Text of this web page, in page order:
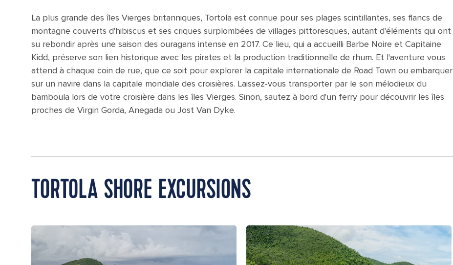
La plus grande des îles Vierges britanniques, Tortola est connue pour ses plages scintillantes, ses flancs de
montagne couverts d'hibiscus et ses criques surplombées de villages pittoresques, autant d'éléments qui ont
su rebondir après une saison des ouragans intense en 2017. Ce lieu, qui a accueilli Barbe Noire et Capitaine
Kidd, préserve son lien historique avec les pirates et la production traditionnelle de rhum. Et l'aventure vous
attend à chaque coin de rue, que ce soit pour explorer la capitale internationale de Road Town ou embarquer
sur un navire dans la capitale mondiale des croisières. Laissez-vous transporter par le son mélodieux du
bamboula lors de votre croisière dans les îles Vierges. Sinon, sautez à bord d'un ferry pour découvrir les îles
proches de Virgin Gorda, Anegada ou Jost Van Dyke.
TORTOLA SHORE EXCURSIONS